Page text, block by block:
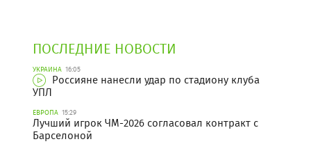
ПОСЛЕДНИЕ НОВОСТИ
УКРАИНА 16:05
Россияне нанесли удар по стадиону клуба
УПЛ
ЕВРОПА 15:29
Лучший игрок ЧМ-2026 согласовал контракт с
Барселоной